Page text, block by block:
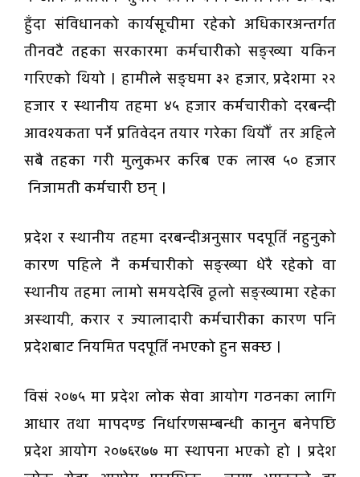
हुँदा संविधानको कार्यसूचीमा रहेको अधिकारअन्तर्गत
तीनवटै तहका सरकारमा कर्मचारीको सङ्ख्या यकिन
गरिएको थियो । हामीले सङ्घमा ३२ हजार, प्रदेशमा २२
हजार र स्थानीय तहमा ४५ हजार कर्मचारीको दरबन्दी
आवश्यकता पर्ने प्रतिवेदन तयार गरेका थियौँ तर अहिले
सबै तहका गरी मुलुकभर करिब एक लाख ५० हजार
निजामती कर्मचारी छन् ।
प्रदेश र स्थानीय तहमा दरबन्दीअनुसार पदपूर्ति नहुनुको
कारण पहिले नै कर्मचारीको सङ्ख्या धेरै रहेको वा
स्थानीय तहमा लामो समयदेखि ठूलो सङ्ख्यामा रहेका
अस्थायी, करार र ज्यालादारी कर्मचारीका कारण पनि
प्रदेशबाट नियमित पदपूर्ति नभएको हुन सक्छ ।
विसं २०७५ मा प्रदेश लोक सेवा आयोग गठनका लागि
आधार तथा मापदण्ड निर्धारणसम्बन्धी कानुन बनेपछि
प्रदेश आयोग २०७६र७७ मा स्थापना भएको हो । प्रदेश